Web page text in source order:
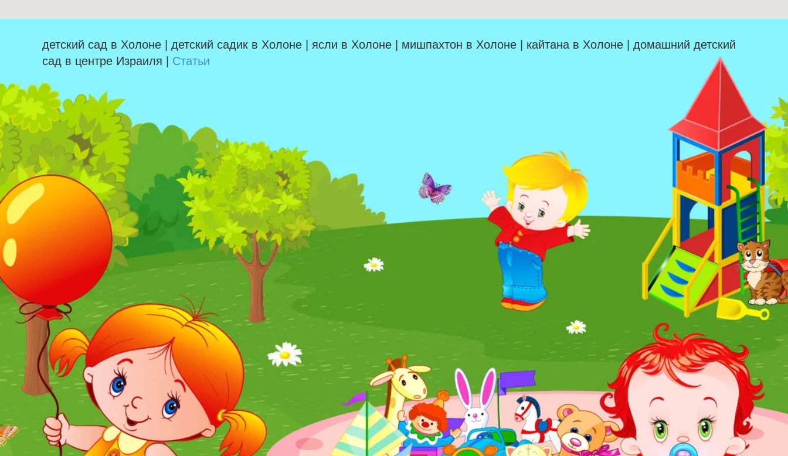
детский сад в Холоне | детский садик в Холоне | ясли в Холоне | мишпахтон в Холоне | кайтана в Холоне | домашний детский
сад в центре Израиля | Статьи